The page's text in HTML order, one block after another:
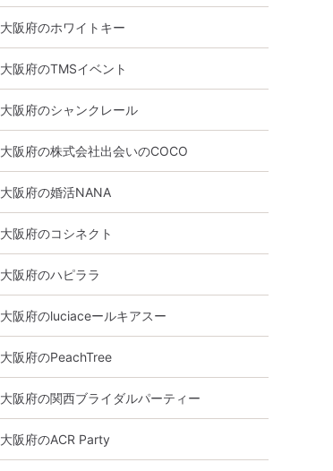
大阪府のホワイトキー
大阪府のTMSイベント
大阪府のシャンクレール
大阪府の株式会社出会いのCOCO
大阪府の婚活NANA
大阪府のコシネクト
大阪府のハピララ
大阪府のluciaceールキアスー
大阪府のPeachTree
大阪府の関西ブライダルパーティー
大阪府のACR Party